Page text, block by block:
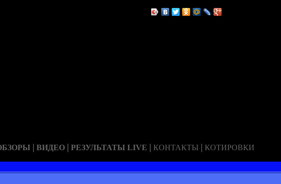
| ВИДЕО | РЕЗУЛЬТАТЫ LIVE | КОНТАКТЫ | КОТИРОВКИ